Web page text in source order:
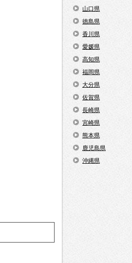
山口県
徳島県
香川県
愛媛県
高知県
福岡県
大分県
佐賀県
長崎県
宮崎県
熊本県
鹿児島県
沖縄県